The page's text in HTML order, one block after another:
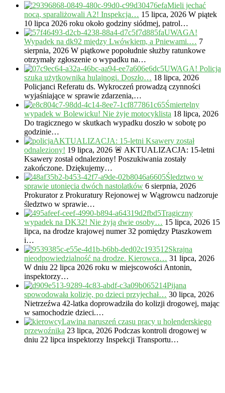
Mieli jechać
nocą, sparaliżowali A2! Inspekcja… 15 lipca, 2026 W piątek
10 lipca 2026 roku około godziny siódmej, patrol…
UWAGA!
Wypadek na dk92 między Lwówkiem, a Pniewami.… 7
sierpnia, 2026 W piątkowe popołudnie służby ratunkowe
otrzymały zgłoszenie o wypadku na…
UWAGA! Policja
szuka użytkownika hulajnogi. Doszło… 18 lipca, 2026
Policjanci Referatu ds. Wykroczeń prowadzą czynności
wyjaśniające w sprawie zdarzenia,…
Śmiertelny
wypadek w Bolewicku! Nie żyje motocyklista 18 lipca, 2026
Do tragicznego w skutkach wypadku doszło w sobotę po
godzinie…
AKTUALIZACJA: 15-letni Ksawery został
odnaleziony! 19 lipca, 2026 🚨 AKTUALIZACJA: 15-letni
Ksawery został odnaleziony! Poszukiwania zostały
zakończone. Dziękujemy…
Śledztwo w
sprawie utonięcia dwóch nastolatków 6 sierpnia, 2026
Prokurator z Prokuratury Rejonowej w Wągrowcu nadzoruje
śledztwo w sprawie…
Tragiczny
wypadek na DK32! Nie żyją dwie osoby… 15 lipca, 2026 15
lipca, na drodze krajowej numer 32 pomiędzy Ptaszkowem
i…
Skrajna
nieodpowiedzialność na drodze. Kierowca… 31 lipca, 2026
W dniu 22 lipca 2026 roku w miejscowości Antonin,
inspektorzy…
Pijana
spowodowała kolizję, po dzieci przyjechał… 30 lipca, 2026
Nietrzeźwa 42-latka doprowadziła do kolizji drogowej, mając
w samochodzie dzieci.…
Lawina naruszeń czasu pracy u holenderskiego
przewoźnika 23 lipca, 2026 Podczas kontroli drogowej w
dniu 22 lipca inspektorzy Inspekcji Transportu…